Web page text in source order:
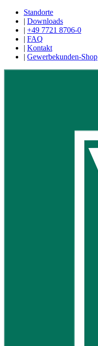
Standorte
| Downloads
| +49 7721 8706-0
| FAQ
| Kontakt
| Gewerbekunden-Shop